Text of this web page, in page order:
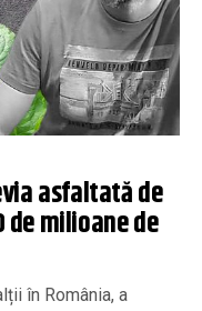
asfaltată de
de milioane de
în România, a